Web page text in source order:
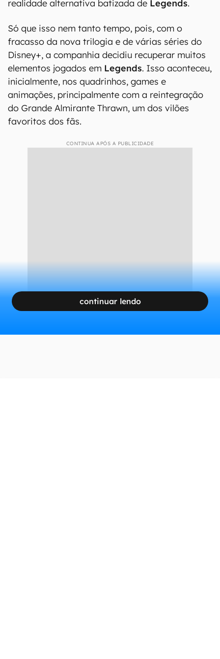
realidade alternativa batizada de Legends.
Só que isso nem tanto tempo, pois, com o
fracasso da nova trilogia e de várias séries do
Disney+, a companhia decidiu recuperar muitos
elementos jogados em Legends. Isso aconteceu,
inicialmente, nos quadrinhos, games e
animações, principalmente com a reintegração
do Grande Almirante Thrawn, um dos vilões
favoritos dos fãs.
CONTINUA APÓS A PUBLICIDADE
continuar lendo